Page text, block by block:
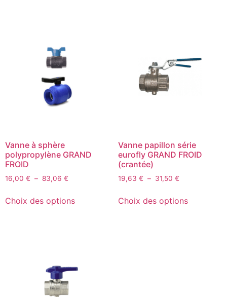
Vanne à sphère
polypropylène GRAND
FROID
16,00 € – 83,06 €
Choix des options
Vanne papillon série
eurofly GRAND FROID
(crantée)
19,63 € – 31,50 €
Choix des options